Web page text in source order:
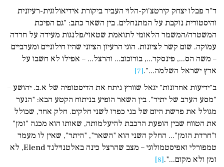
ד"ר פבלו יצחק קירטצ'וק-הלוי העביר ביקורת אידיאולוגית-רעיונית
והיסטורית נוקבת על המתנחלים. בין השאר כתב: "גם הפיכת
המשטרה/המשמר הלאומי לתואמת שטאזי/פלנגות מעידה על חרדה
עמוקה. שום קשר לציונות. הוגי הרעיון הציוני שהיו חילוניים ומערביים
– משה הס..., פינסקר..., בורוכוב... והרצל... – אפילו לא חשבו על
ארץ ישראל השלמה...".[7]
ב"ידיעות אחרונות" יגאל שוורץ ניתח את הדיסטופיה של א.ב. יהושע –
"מסע הערב של יתיר". בין השאר הופיע בניתוח הקטע הבא: "הנער
מגולל את פרשת היום של בני כפרו לשני חלקים. חלק אחד, שכולל
את הטווח שבין הופעת הרכבת להיעלמותה, שאותו הוא מכנה "זמן"
ו"חרדת הזמן"... החלק השני הוא "השאר", "היתר", שאין לו מעמד
טמפורלי ואפיסטמולוגי – מצב שהרצל כינה באלטנוילנד Elend, לא
זמן ולא מקום...".[8]